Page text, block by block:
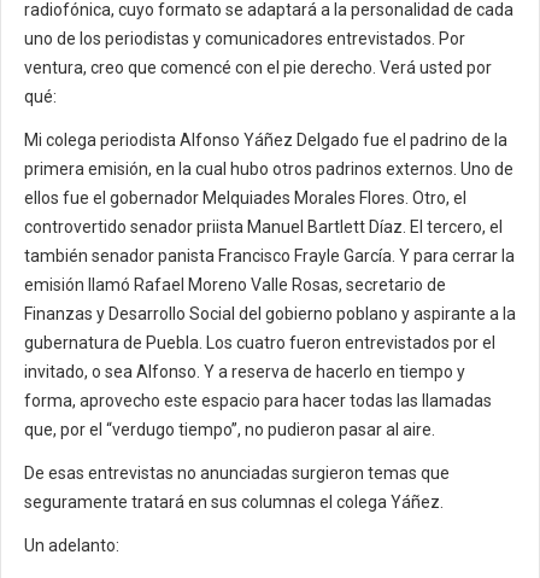
radiofónica, cuyo formato se adaptará a la personalidad de cada
uno de los periodistas y comunicadores entrevistados. Por
ventura, creo que comencé con el pie derecho. Verá usted por
qué:
Mi colega periodista Alfonso Yáñez Delgado fue el padrino de la
primera emisión, en la cual hubo otros padrinos externos. Uno de
ellos fue el gobernador Melquiades Morales Flores. Otro, el
controvertido senador priista Manuel Bartlett Díaz. El tercero, el
también senador panista Francisco Frayle García. Y para cerrar la
emisión llamó Rafael Moreno Valle Rosas, secretario de
Finanzas y Desarrollo Social del gobierno poblano y aspirante a la
gubernatura de Puebla. Los cuatro fueron entrevistados por el
invitado, o sea Alfonso. Y a reserva de hacerlo en tiempo y
forma, aprovecho este espacio para hacer todas las llamadas
que, por el “verdugo tiempo”, no pudieron pasar al aire.
De esas entrevistas no anunciadas surgieron temas que
seguramente tratará en sus columnas el colega Yáñez.
Un adelanto: